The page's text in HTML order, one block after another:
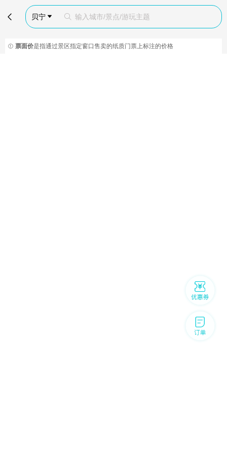
 贝宁   输入城市/景点/游玩主题
 票面价是指通过景区指定窗口售卖的纸质门票上标注的价格